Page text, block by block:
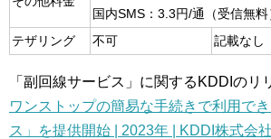
国内SMS：3.3円/通（受信無料
テザリング
不可 記載なし
「副回線サービス」に関するKDDIのリ
ワンストップの簡易な手続きで利用で
ス」を提供開始 | 2023年 | KDDI株式会社